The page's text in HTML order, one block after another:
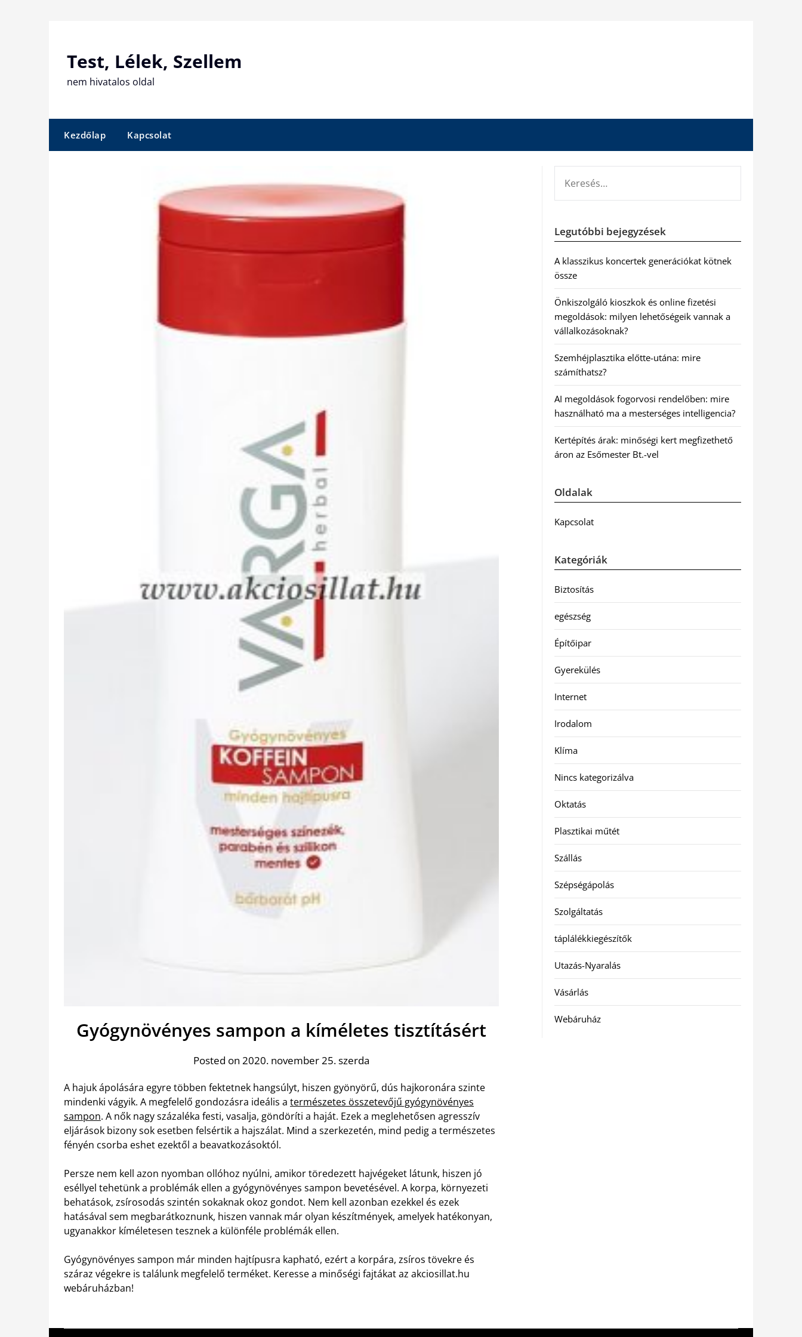
Test, Lélek, Szellem
nem hivatalos oldal
Kezdőlap Kapcsolat
Gyógynövényes sampon a kíméletes tisztításért
Posted on 2020. november 25. szerda
A hajuk ápolására egyre többen fektetnek hangsúlyt, hiszen gyönyörű, dús hajkoronára szinte
mindenki vágyik. A megfelelő gondozásra ideális a természetes összetevőjű gyógynövényes
sampon. A nők nagy százaléka festi, vasalja, göndöríti a haját. Ezek a meglehetősen agresszív
eljárások bizony sok esetben felsértik a hajszálat. Mind a szerkezetén, mind pedig a természetes
fényén csorba eshet ezektől a beavatkozásoktól.
Persze nem kell azon nyomban ollóhoz nyúlni, amikor töredezett hajvégeket látunk, hiszen jó
eséllyel tehetünk a problémák ellen a gyógynövényes sampon bevetésével. A korpa, környezeti
behatások, zsírosodás szintén sokaknak okoz gondot. Nem kell azonban ezekkel és ezek
hatásával sem megbarátkoznunk, hiszen vannak már olyan készítmények, amelyek hatékonyan,
ugyanakkor kíméletesen tesznek a különféle problémák ellen.
Gyógynövényes sampon már minden hajtípusra kapható, ezért a korpára, zsíros tövekre és
száraz végekre is találunk megfelelő terméket. Keresse a minőségi fajtákat az akciosillat.hu
webáruházban!
Legutóbbi bejegyzések
A klasszikus koncertek generációkat kötnek
össze
Önkiszolgáló kioszkok és online fizetési
megoldások: milyen lehetőségeik vannak a
vállalkozásoknak?
Szemhéjplasztika előtte-utána: mire
számíthatsz?
AI megoldások fogorvosi rendelőben: mire
használható ma a mesterséges intelligencia?
Kertépítés árak: minőségi kert megfizethető
áron az Esőmester Bt.-vel
Oldalak
Kapcsolat
Kategóriák
Biztosítás
egészség
Építőipar
Gyerekülés
Internet
Irodalom
Klíma
Nincs kategorizálva
Oktatás
Plasztikai műtét
Szállás
Szépségápolás
Szolgáltatás
táplálékkiegészítők
Utazás-Nyaralás
Vásárlás
Webáruház